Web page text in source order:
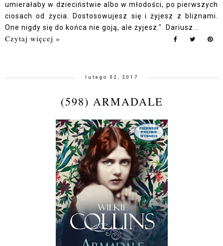
umierałaby w dzieciństwie albo w młodości, po pierwszych
ciosach od życia. Dostosowujesz się i żyjesz z bliznami.
One nigdy się do końca nie goją, ale żyjesz." Dariusz...
Czytaj więcej »
lutego 02, 2017
(598) ARMADALE